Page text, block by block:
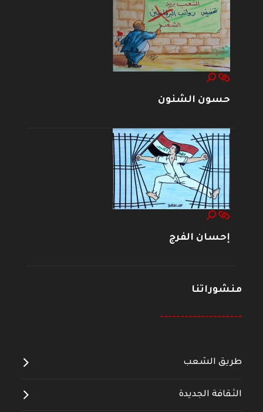
حسون الشنون
إحسان الفرج
منشوراتنا
--------------------
طريق الشعب
الثقافة الجديدة